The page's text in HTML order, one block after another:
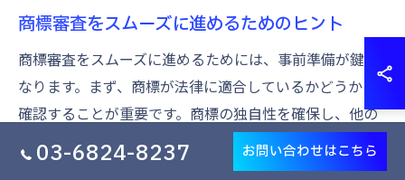
商標審査をスムーズに進めるためのヒント
商標審査をスムーズに進めるためには、事前準備が鍵と
なります。まず、商標が法律に適合しているかどうかを
確認することが重要です。商標の独自性を確保し、他の
商標と混同されないようにするためには、しっかりとし
た商標調査が不可欠です。また、出願書類に誤りがない
03-6824-8237 お問い合わせはこちら